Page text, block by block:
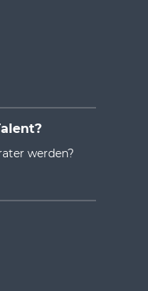
werden?